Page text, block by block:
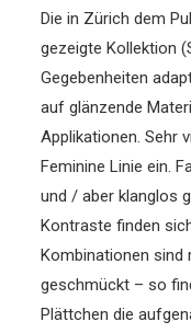
Die in Zürich dem
gezeigte Kollektion
Gegebenheiten
auf glänzende
Applikationen. Sehr
Feminine Linie ein.
und / aber klanglos
Kontraste finden
Kombinationen
geschmückt – so
Plättchen die